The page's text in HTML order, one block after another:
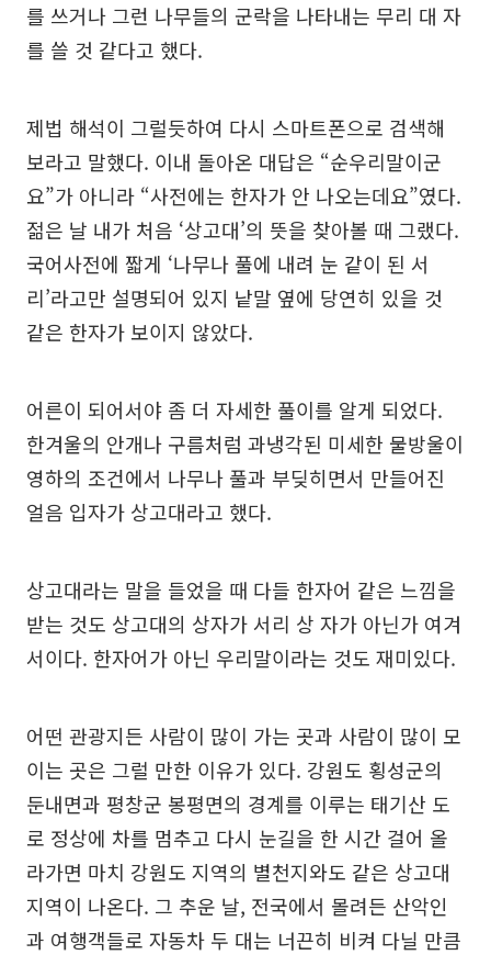
를 쓰거나 그런 나무들의 군락을 나타내는 무리 대 자
를 쓸 것 같다고 했다.
제법 해석이 그럴듯하여 다시 스마트폰으로 검색해
보라고 말했다. 이내 돌아온 대답은 “순우리말이군
요”가 아니라 “사전에는 한자가 안 나오는데요”였다.
젊은 날 내가 처음 ‘상고대’의 뜻을 찾아볼 때 그랬다.
국어사전에 짧게 ‘나무나 풀에 내려 눈 같이 된 서
리’라고만 설명되어 있지 낱말 옆에 당연히 있을 것
같은 한자가 보이지 않았다.
어른이 되어서야 좀 더 자세한 풀이를 알게 되었다.
한겨울의 안개나 구름처럼 과냉각된 미세한 물방울이
영하의 조건에서 나무나 풀과 부딪히면서 만들어진
얼음 입자가 상고대라고 했다.
상고대라는 말을 들었을 때 다들 한자어 같은 느낌을
받는 것도 상고대의 상자가 서리 상 자가 아닌가 여겨
서이다. 한자어가 아닌 우리말이라는 것도 재미있다.
어떤 관광지든 사람이 많이 가는 곳과 사람이 많이 모
이는 곳은 그럴 만한 이유가 있다. 강원도 횡성군의
둔내면과 평창군 봉평면의 경계를 이루는 태기산 도
로 정상에 차를 멈추고 다시 눈길을 한 시간 걸어 올
라가면 마치 강원도 지역의 별천지와도 같은 상고대
지역이 나온다. 그 추운 날, 전국에서 몰려든 산악인
과 여행객들로 자동차 두 대는 너끈히 비켜 다닐 만큼